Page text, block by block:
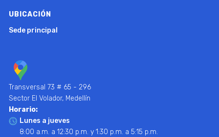
UBICACIÓN
Sede principal
Transversal 73 # 65 - 296
Sector El Volador, Medellín
Horario:
Lunes a jueves
8:00 a.m. a 12:30 p.m. y 1:30 p.m. a 5:15 p.m.